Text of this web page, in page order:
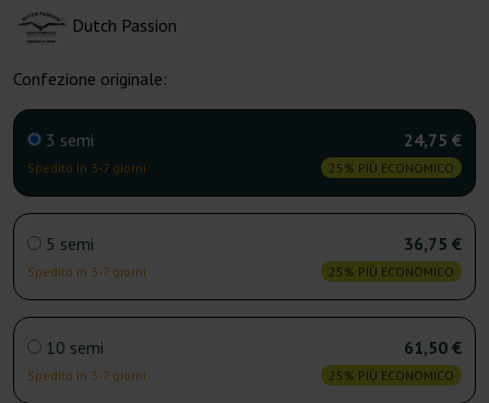
Dutch Passion
Confezione originale:
3 semi
Spedito in 3-7 giorni
24,75 €
25% PIÙ ECONOMICO
5 semi
Spedito in 3-7 giorni
36,75 €
25% PIÙ ECONOMICO
10 semi
Spedito in 3-7 giorni
61,50 €
25% PIÙ ECONOMICO